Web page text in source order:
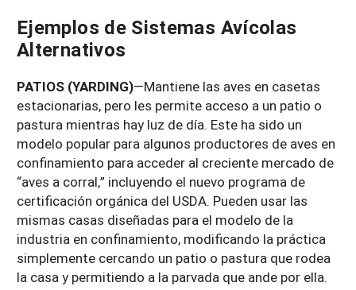
Ejemplos de Sistemas Avícolas
Alternativos
PATIOS (YARDING)—Mantiene las aves en casetas
estacionarias, pero les permite acceso a un patio o
pastura mientras hay luz de día. Este ha sido un
modelo popular para algunos productores de aves en
confinamiento para acceder al creciente mercado de
“aves a corral,” incluyendo el nuevo programa de
certificación orgánica del USDA. Pueden usar las
mismas casas diseñadas para el modelo de la
industria en confinamiento, modificando la práctica
simplemente cercando un patio o pastura que rodea
la casa y permitiendo a la parvada que ande por ella.